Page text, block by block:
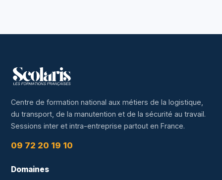
Centre de formation national aux métiers de la logistique,
du transport, de la manutention et de la sécurité au travail.
Sessions inter et intra-entreprise partout en France.
09 72 20 19 10
Domaines